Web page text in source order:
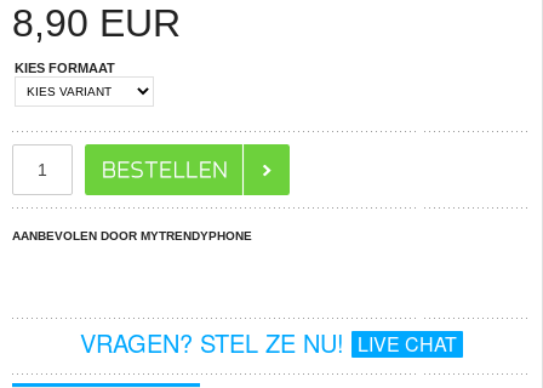
8,90 EUR
KIES FORMAAT
AANBEVOLEN DOOR MYTRENDYPHONE
VRAGEN? STEL ZE NU! LIVE CHAT